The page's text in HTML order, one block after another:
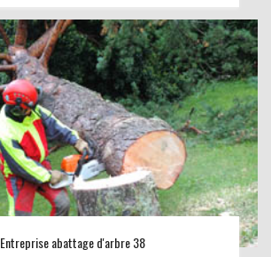
Entreprise abattage d'arbre 38